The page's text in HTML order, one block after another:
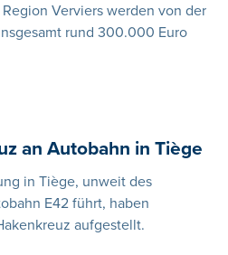
Verviers werden von der
rund 300.000 Euro
an Autobahn in Tiège
in Tiège, unweit des
E42 führt, haben
aufgestellt.